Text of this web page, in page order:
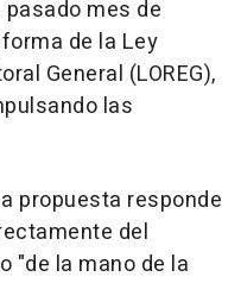
mes de
de la Ley
General (LOREG),
las
propuesta responde
del
"de la mano de la